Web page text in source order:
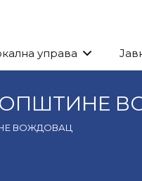
управа
ОПШТИНЕ
ВОЖДОВАЦ